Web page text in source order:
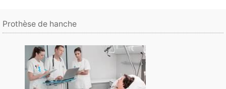
Prothèse de hanche